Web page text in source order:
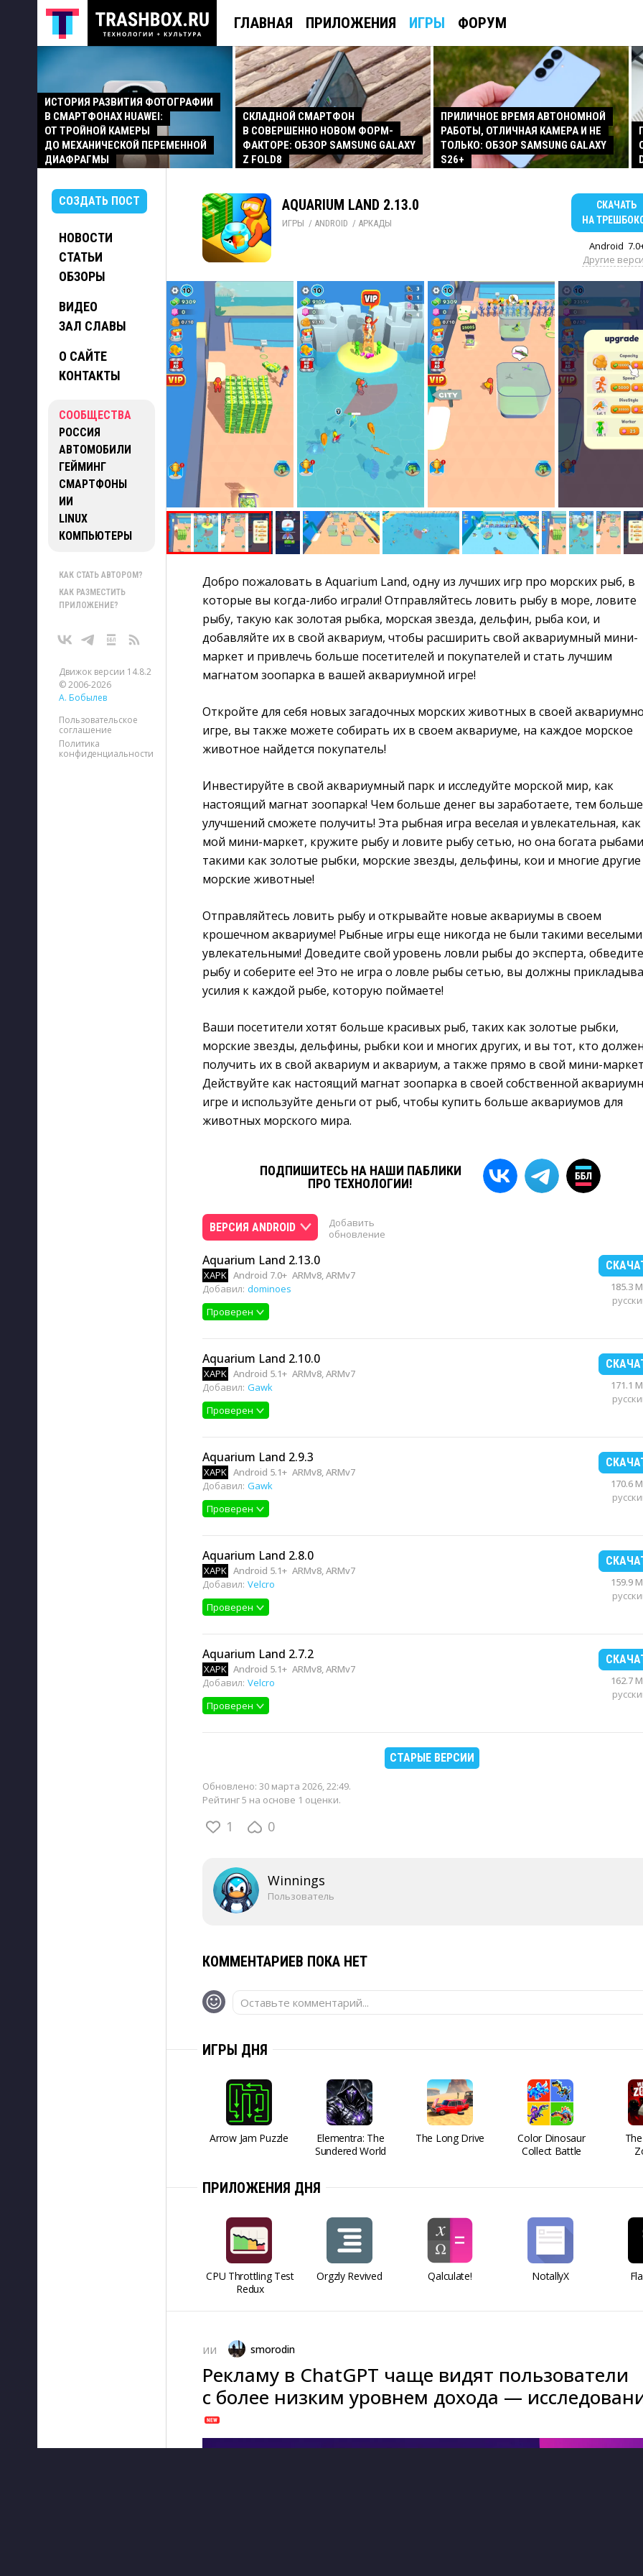
ГЛАВНАЯ ПРИЛОЖЕНИЯ ИГРЫ ФОРУМ
ИСТОРИЯ РАЗВИТИЯ ФОТОГРАФИИ
В СМАРТФОНАХ HUAWEI:
ОТ ТРОЙНОЙ КАМЕРЫ
ДО МЕХАНИЧЕСКОЙ ПЕРЕМЕННОЙ
ДИАФРАГМЫ
СКЛАДНОЙ СМАРТФОН
В СОВЕРШЕННО НОВОМ ФОРМ-
ФАКТОРЕ: ОБЗОР SAMSUNG GALAXY
Z FOLD8
ПРИЛИЧНОЕ ВРЕМЯ АВТОНОМНОЙ
РАБОТЫ, ОТЛИЧНАЯ КАМЕРА И НЕ
ТОЛЬКО: ОБЗОР SAMSUNG GALAXY
S26+
СОЗДАТЬ ПОСТ
НОВОСТИ
СТАТЬИ
ОБЗОРЫ
ВИДЕО
ЗАЛ СЛАВЫ
О САЙТЕ
КОНТАКТЫ
СООБЩЕСТВА
РОССИЯ
АВТОМОБИЛИ
ГЕЙМИНГ
СМАРТФОНЫ
ИИ
LINUX
КОМПЬЮТЕРЫ
КАК СТАТЬ АВТОРОМ?
КАК РАЗМЕСТИТЬ
ПРИЛОЖЕНИЕ?
Движок версии 14.8.2
© 2006-2026
А. Бобылев
Пользовательское
соглашение
Политика
конфиденциальности
AQUARIUM LAND 2.13.0
ИГРЫ / ANDROID / АРКАДЫ
СКАЧАТЬ
НА
Android
Другие
Добро пожаловать в Aquarium Land, одну из лучших игр про морских рыб, в
которые вы когда-либо играли! Отправляйтесь ловить рыбу в море, ловите
рыбу, такую ​​​​как золотая рыбка, морская звезда, дельфин, рыба кои, и
добавляйте их в свой аквариум, чтобы расширить свой аквариумный мини-
маркет и привлечь больше посетителей и покупателей и стать лучшим
магнатом зоопарка в вашей аквариумной игре!
Откройте для себя новых загадочных морских животных в своей
игре, вы также можете собирать их в своем аквариуме, на каждое морское
животное найдется покупатель!
Инвестируйте в свой аквариумный парк и исследуйте морской мир, как
настоящий магнат зоопарка! Чем больше денег вы заработаете, тем больше
улучшений сможете получить! Эта рыбная игра веселая и увлекательная, как
мой мини-маркет, кружите рыбу и ловите рыбу сетью, но она богата
такими как золотые рыбки, морские звезды, дельфины, кои и многие другие
морские животные!
Отправляйтесь ловить рыбу и открывайте новые аквариумы в своем
крошечном аквариуме! Рыбные игры еще никогда не были такими
увлекательными! Доведите свой уровень ловли рыбы до эксперта, обведите
рыбу и соберите ее! Это не игра о ловле рыбы сетью, вы должны
усилия к каждой рыбе, которую поймаете!
Ваши посетители хотят больше красивых рыб, таких как золотые рыбки,
морские звезды, дельфины, рыбки кои и многих других, и вы тот, кто должен
получить их в свой аквариум и аквариум, а также прямо в свой мини-
Действуйте как настоящий магнат зоопарка в своей собственной
игре и используйте деньги от рыб, чтобы купить больше аквариумов для
животных морского мира.
ПОДПИШИТЕСЬ НА НАШИ ПАБЛИКИ
ПРО ТЕХНОЛОГИИ!
ВЕРСИЯ ANDROID
Добавить
обновление
Aquarium Land 2.13.0
XAPK Android 7.0+ ARMv8, ARMv7
Добавил: dominoes
Проверен
185.3
Aquarium Land 2.10.0
XAPK Android 5.1+ ARMv8, ARMv7
Добавил: Gawk
Проверен
171.1
Aquarium Land 2.9.3
XAPK Android 5.1+ ARMv8, ARMv7
Добавил: Gawk
Проверен
170.6
Aquarium Land 2.8.0
XAPK Android 5.1+ ARMv8, ARMv7
Добавил: Velcro
Проверен
159.9
Aquarium Land 2.7.2
XAPK Android 5.1+ ARMv8, ARMv7
Добавил: Velcro
Проверен
162.7
СТАРЫЕ ВЕРСИИ
Обновлено: 30 марта 2026, 22:49.
Рейтинг 5 на основе 1 оценки.
1 0
Winnings
Пользователь
КОММЕНТАРИЕВ ПОКА НЕТ
Оставьте комментарий...
ИГРЫ ДНЯ
Arrow Jam Puzzle
Elementra: The
Sundered World
The Long Drive
Color Dinosaur
Collect Battle
ПРИЛОЖЕНИЯ ДНЯ
CPU Throttling Test
Redux
Orgzly Revived Qalculate! NotallyX
ИИ smorodin
Рекламу в ChatGPT чаще видят пользователи
с более низким уровнем дохода —